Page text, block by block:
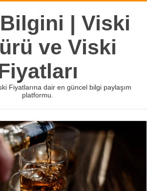
| Viski
ve Viski
Fiyatlarına dair en güncel bilgi paylaşım
platformu.